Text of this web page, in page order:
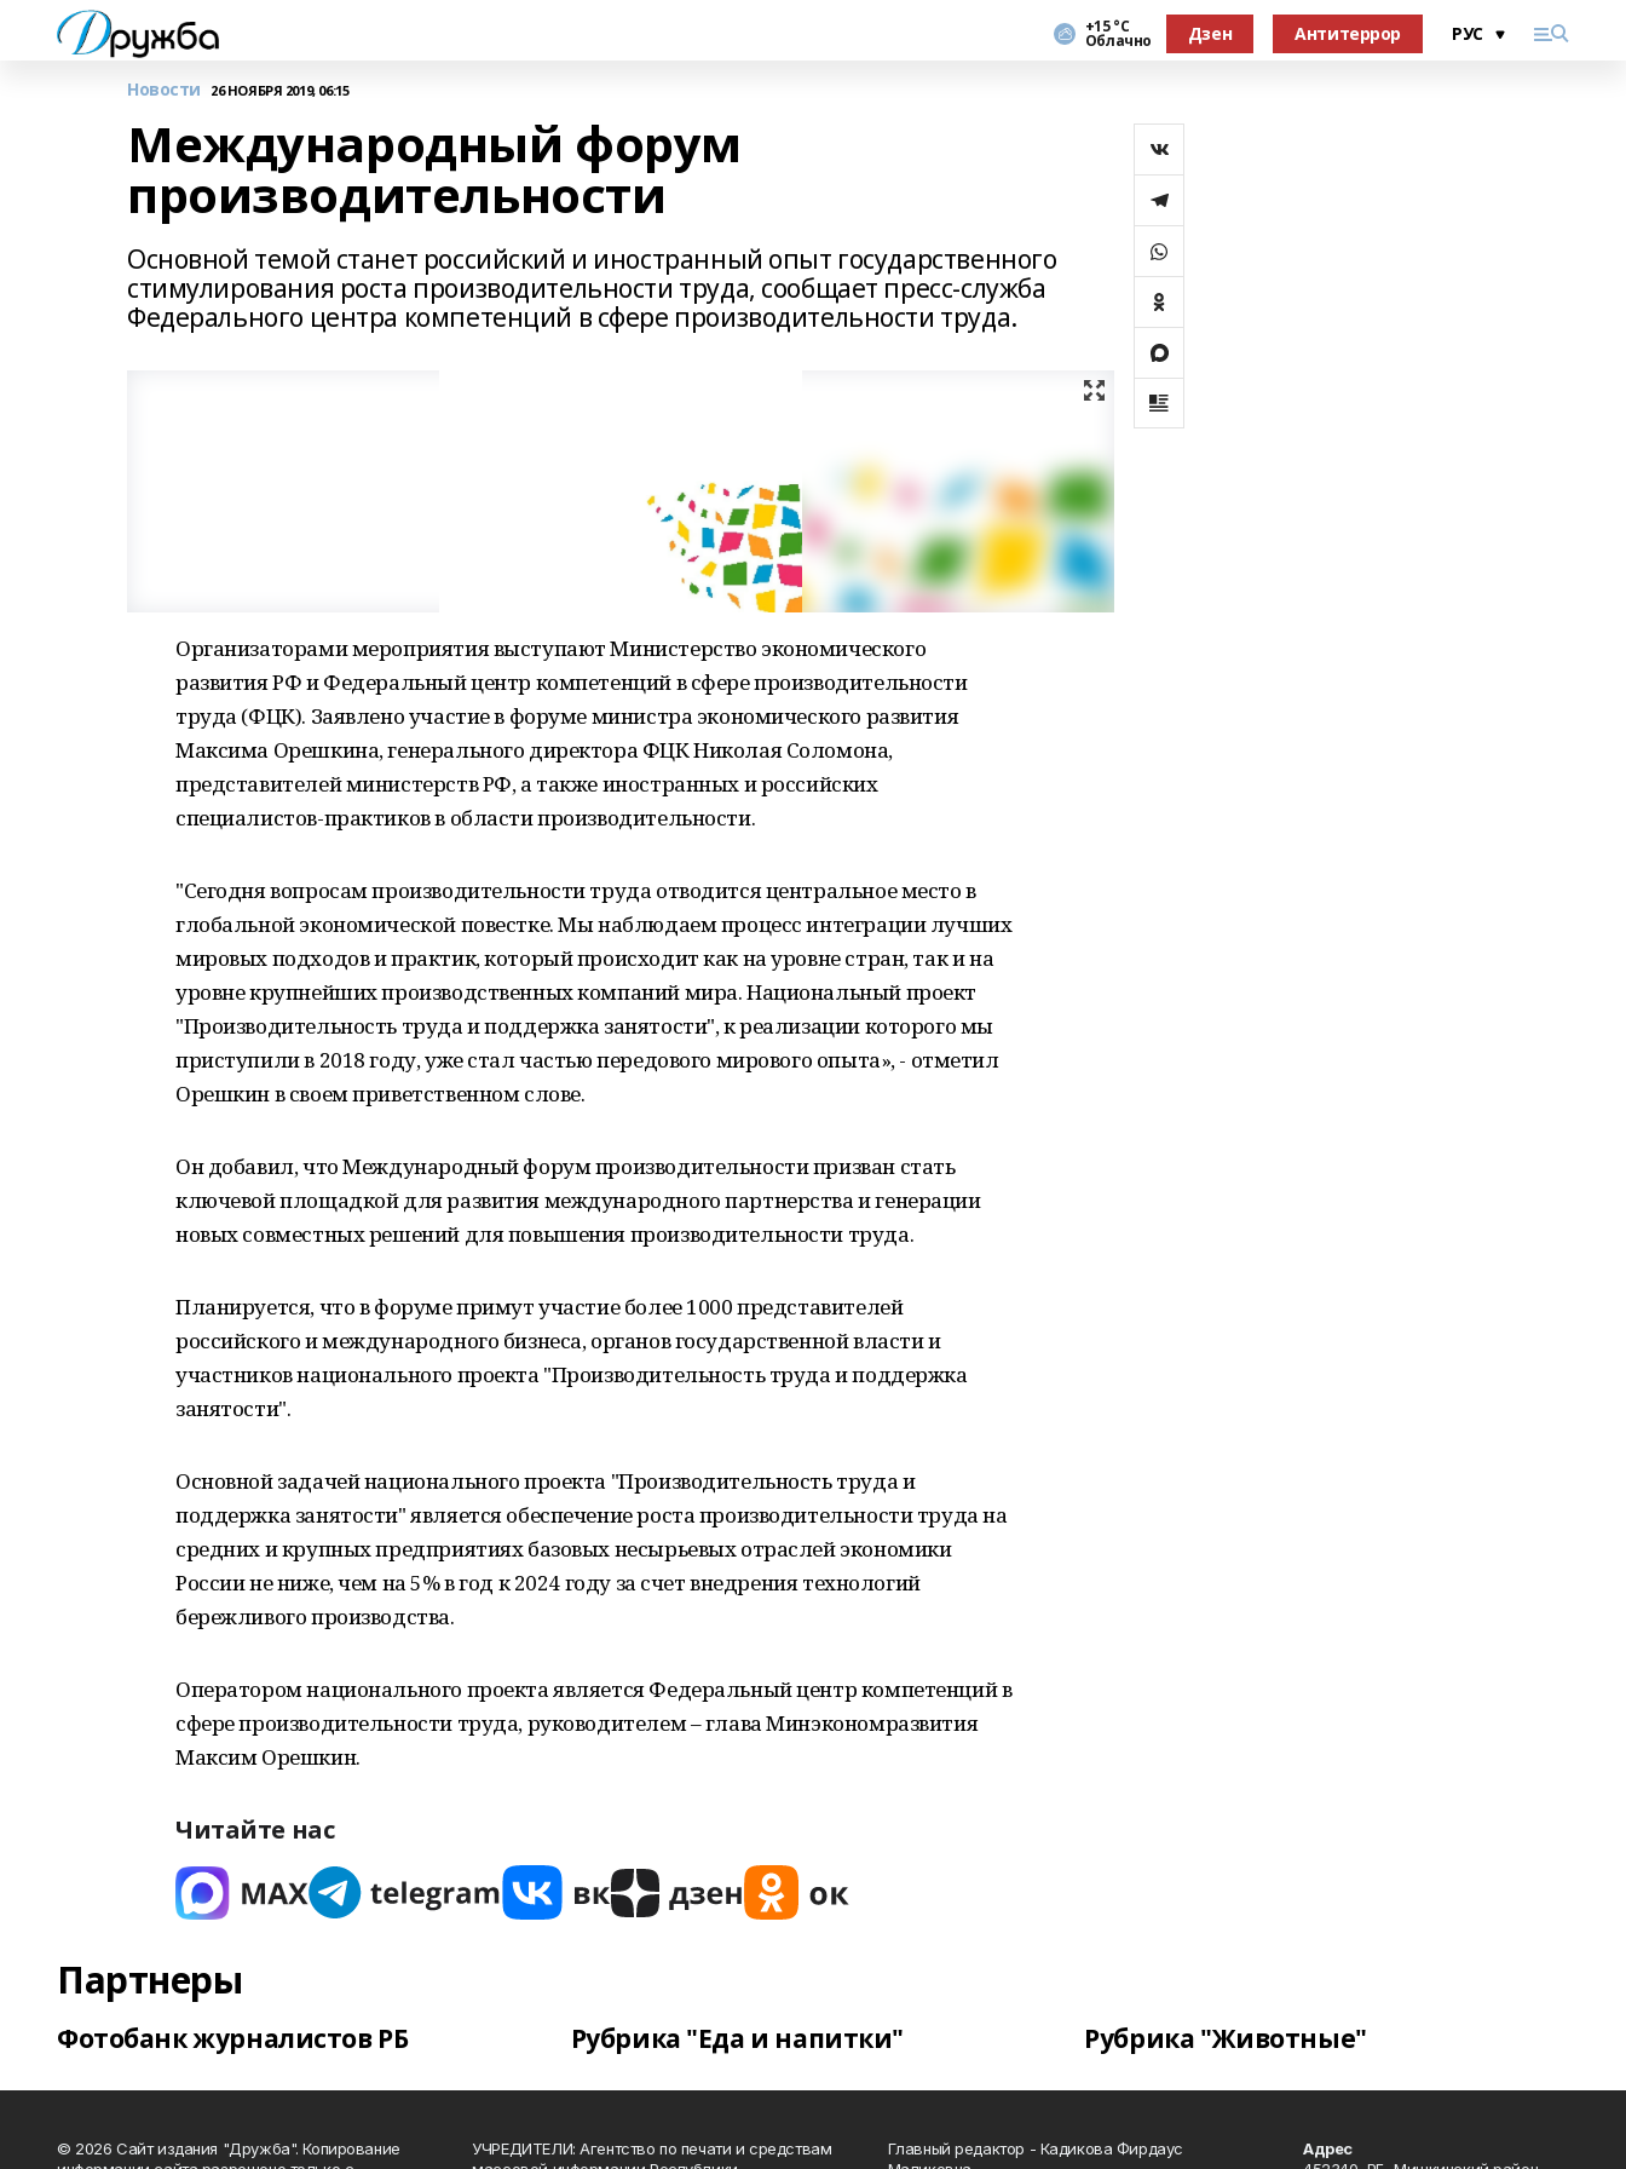
+15 °С
Облачно Дзен Антитеррор
Новости 26 НОЯБРЯ 2019, 06:15
Международный форум
производительности
Основной темой станет российский и иностранный опыт государственного
стимулирования роста производительности труда, сообщает пресс-служба
Федерального центра компетенций в сфере производительности труда.
Организаторами мероприятия выступают Министерство экономического
развития РФ и Федеральный центр компетенций в сфере производительности
труда (ФЦК). Заявлено участие в форуме министра экономического развития
Максима Орешкина, генерального директора ФЦК Николая Соломона,
представителей министерств РФ, а также иностранных и российских
специалистов-практиков в области производительности.
"Сегодня вопросам производительности труда отводится центральное место в
глобальной экономической повестке. Мы наблюдаем процесс интеграции лучших
мировых подходов и практик, который происходит как на уровне стран, так и на
уровне крупнейших производственных компаний мира. Национальный проект
"Производительность труда и поддержка занятости", к реализации которого мы
приступили в 2018 году, уже стал частью передового мирового опыта», - отметил
Орешкин в своем приветственном слове.
Он добавил, что Международный форум производительности призван стать
ключевой площадкой для развития международного партнерства и генерации
новых совместных решений для повышения производительности труда.
Планируется, что в форуме примут участие более 1000 представителей
российского и международного бизнеса, органов государственной власти и
участников национального проекта "Производительность труда и поддержка
занятости".
Основной задачей национального проекта "Производительность труда и
поддержка занятости" является обеспечение роста производительности труда на
средних и крупных предприятиях базовых несырьевых отраслей экономики
России не ниже, чем на 5% в год к 2024 году за счет внедрения технологий
бережливого производства.
Оператором национального проекта является Федеральный центр компетенций в
сфере производительности труда, руководителем – глава Минэкономразвития
Максим Орешкин.
Читайте нас
Партнеры
Фотобанк журналистов РБ Рубрика "Еда и напитки" Рубрика "Животные"
© 2026 Сайт издания "Дружба". Копирование
УЧРЕДИТЕЛИ: Агентство по печати и средствам
Главный редактор - Кадикова Фирдаус
Адрес